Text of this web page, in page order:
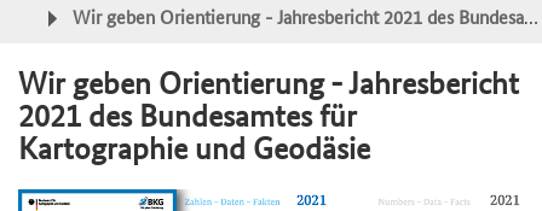
Wir geben Orientierung - Jahresbericht 2021 des Bundesamtes für Kartographie und Geodäsie
Wir geben Orientierung - Jahresbericht
2021 des Bundesamtes für
Kartographie und Geodäsie